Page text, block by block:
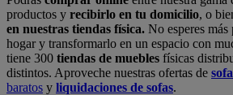
productos y recibirlo en tu domicilio, o
en nuestras tiendas física. No esperes
hogar y transformarlo en un espacio con
tiene 300 tiendas de muebles físicas
distintos. Aproveche nuestras ofertas de
baratos y liquidaciones de sofas.